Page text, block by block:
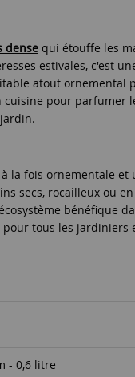
dense qui étouffe les
estivales, c'est
atout ornemental
pour parfumer
à la fois ornementale et
secs, rocailleux ou
bénéfique
tous les
- 0,6 litre